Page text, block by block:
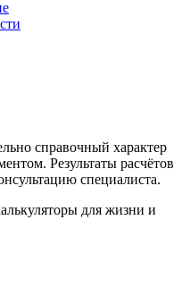
справочный характер
Результаты расчётов
специалиста.
для жизни и